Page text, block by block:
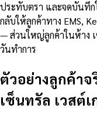
ประทับตรา และจดบันทึ
กลับให้ลูกค้าทาง EMS,
— ส่วนใหญ่ลูกค้าในห้าง เ
วันทำการ
ตัวอย่างลูกค้าจ
เซ็นทรัล เวสต์เ